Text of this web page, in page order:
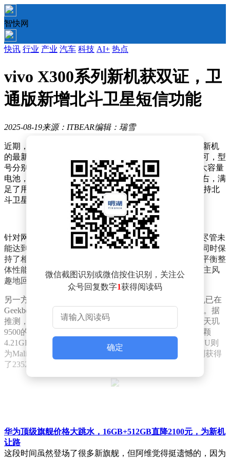
智快网
快讯 行业 产业 汽车 科技 AI+ 热点
vivo X300系列新机获双证，卫
通版新增北斗卫星短信功能
2025-08-19来源：ITBEAR编辑：瑞雪
近期，知名数码博主@数码闲聊站透露了vivo X300系列新机
的最新动态。据悉，该系列两款新机已成功获得入网许可，型
号分别是V2502A和V2502DA。这两款机型均配备了超大容量
电池，额定容量为6375mAh，典型值则高达6500mAh左右，满
足了用户对长续航的期待。尤为V2502DA的卫通版还支持北
斗卫星短信功能，进一步提升了通信能力。
针对网友关于电池容量的疑问，@数码闲聊站解释称，尽管未
能达到7000mAh，但新机在其他方面的配置相当强劲，同时保
持了相对轻薄的机身设计，因此电池容量的妥协是为了平衡整
体性能和手感。当被问及X300系列的外围配置时，该博主风
趣地回应道：“该上的配置都一应俱全。”
另一方面，有消息显示，一款型号为vivo V2509A的新机已在
Geekbench 6跑分库中现身，其搭载的处理器为天玑9500。据
推测，这款手机很可能就是vivo X300。跑分数据显示，天玑
9500的CPU超大核频率高达4.21GHz，整体CPU配置为1颗
4.21GHz超大核、3颗3.5GHz大核和4颗2.7GHz小核，GPU则
为Mali-G1-Ultra MC12。在单核和多核测试中，该机分别获得
了2352分和7129分的高分，展现了强大的性能实力。
微信截图识别或微信按住识别，关注公
众号回复数字1获得阅读码
确定
华为顶级旗舰价格大跳水，16GB+512GB直降2100元，为新机
让路
这段时间虽然登场了很多新旗舰，但阿维觉得挺遗憾的，因为